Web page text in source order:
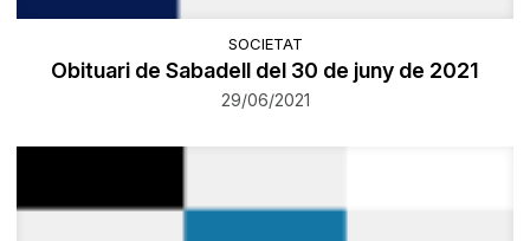
SOCIETAT
Obituari de Sabadell del 30 de juny de 2021
29/06/2021